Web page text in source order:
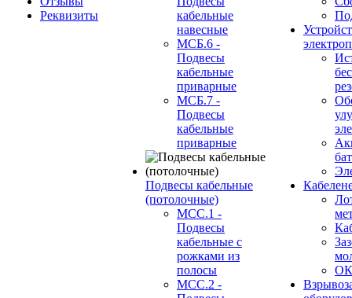
Реквизиты
кабельные
навесные
МСБ.6 -
Подвесы
кабельные
приварные
МСБ.7 -
Подвесы
кабельные
приварные
Подвесы кабельные
(потолочные)
МСС.1 -
Подвесы
кабельные с
рожками из
полосы
МСС.2 -